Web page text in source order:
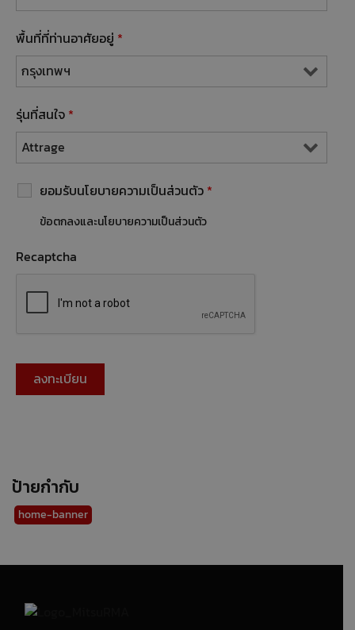
พื้นที่ที่ท่านอาศัยอยู่ *
รุ่นที่สนใจ *
ยอมรับนโยบายความเป็นส่วนตัว *
ข้อตกลงและนโยบายความเป็นส่วนตัว
Recaptcha
ป้ายกำกับ
home-banner